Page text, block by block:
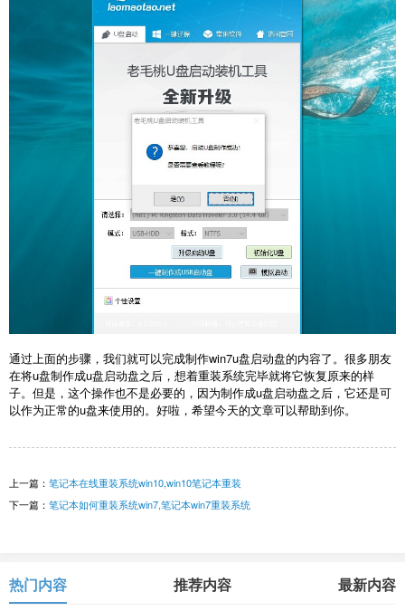
通过上面的步骤，我们就可以完成制作win7u盘启动盘的内容了。很多朋友
在将u盘制作成u盘启动盘之后，想着重装系统完毕就将它恢复原来的样
子。但是，这个操作也不是必要的，因为制作成u盘启动盘之后，它还是可
以作为正常的u盘来使用的。好啦，希望今天的文章可以帮助到你。
上一篇： 笔记本在线重装系统win10,win10笔记本重装
下一篇： 笔记本如何重装系统win7,笔记本win7重装系统
热门内容 推荐内容 最新内容